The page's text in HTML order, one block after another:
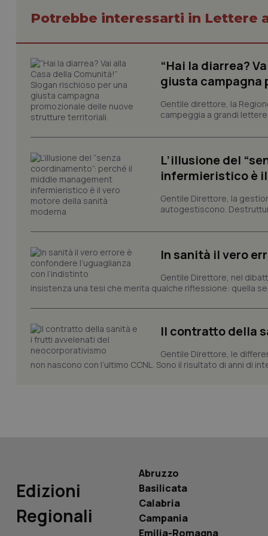
Potrebbe interessarti in Lettere
“Hai la diarrea?
giusta campagna
Gentile direttore, la
campeggia a grandi lettere
L’illusione del
infermieristico è
Gentile Direttore, la
autogestiscono.
In sanità il vero
Gentile Direttore, nel
insistenza una tesi che merita qualche riflessione: quella
Il contratto della
Gentile Direttore, le
non nascono con l’ultimo CCNL. Sono il risultato di anni di
Edizioni
Regionali
Abruzzo
Basilicata
Calabria
Campania
Emilia-Romagna
I cookie necessari
Nome
tracking-sites-
tracking-enable
tracking-sites-
PHPSESSID